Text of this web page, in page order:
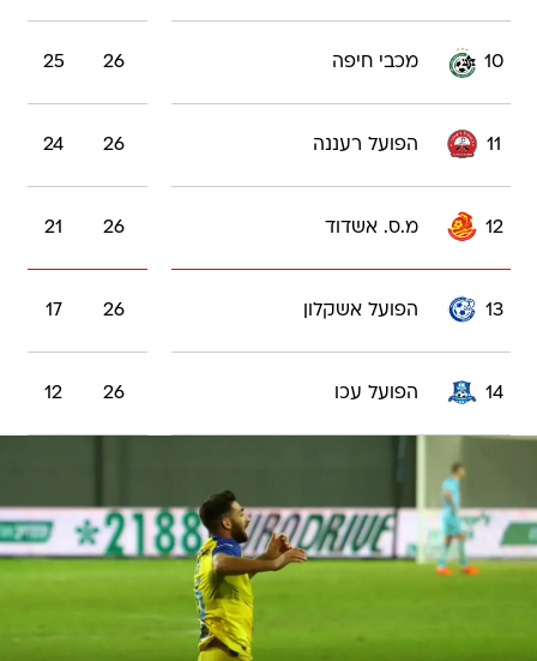
10 מכבי חיפה 26
25
11 הפועל רעננה 26
24
12 מ.ס. אשדוד 26
21
13 הפועל אשקלון 26
17
14 הפועל עכו 26
12